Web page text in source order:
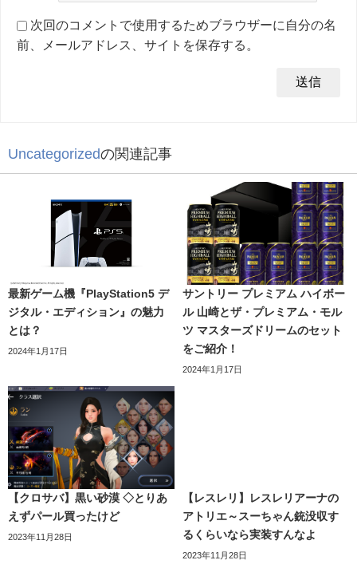
次回のコメントで使用するためブラウザーに自分の名
前、メールアドレス、サイトを保存する。
Uncategorizedの関連記事
最新ゲーム機『PlayStation5 デ
ジタル・エディション』の魅力
とは？
2024年1月17日
サントリー プレミアム ハイボー
ル 山崎とザ・プレミアム・モル
ツ マスターズドリームのセット
をご紹介！
2024年1月17日
【クロサバ】黒い砂漠 ◇とりあ
えずパール買ったけど
2023年11月28日
【レスレリ】レスレリアーナの
アトリエ～スーちゃん銃没収す
るくらいなら実装すんなよ
2023年11月28日